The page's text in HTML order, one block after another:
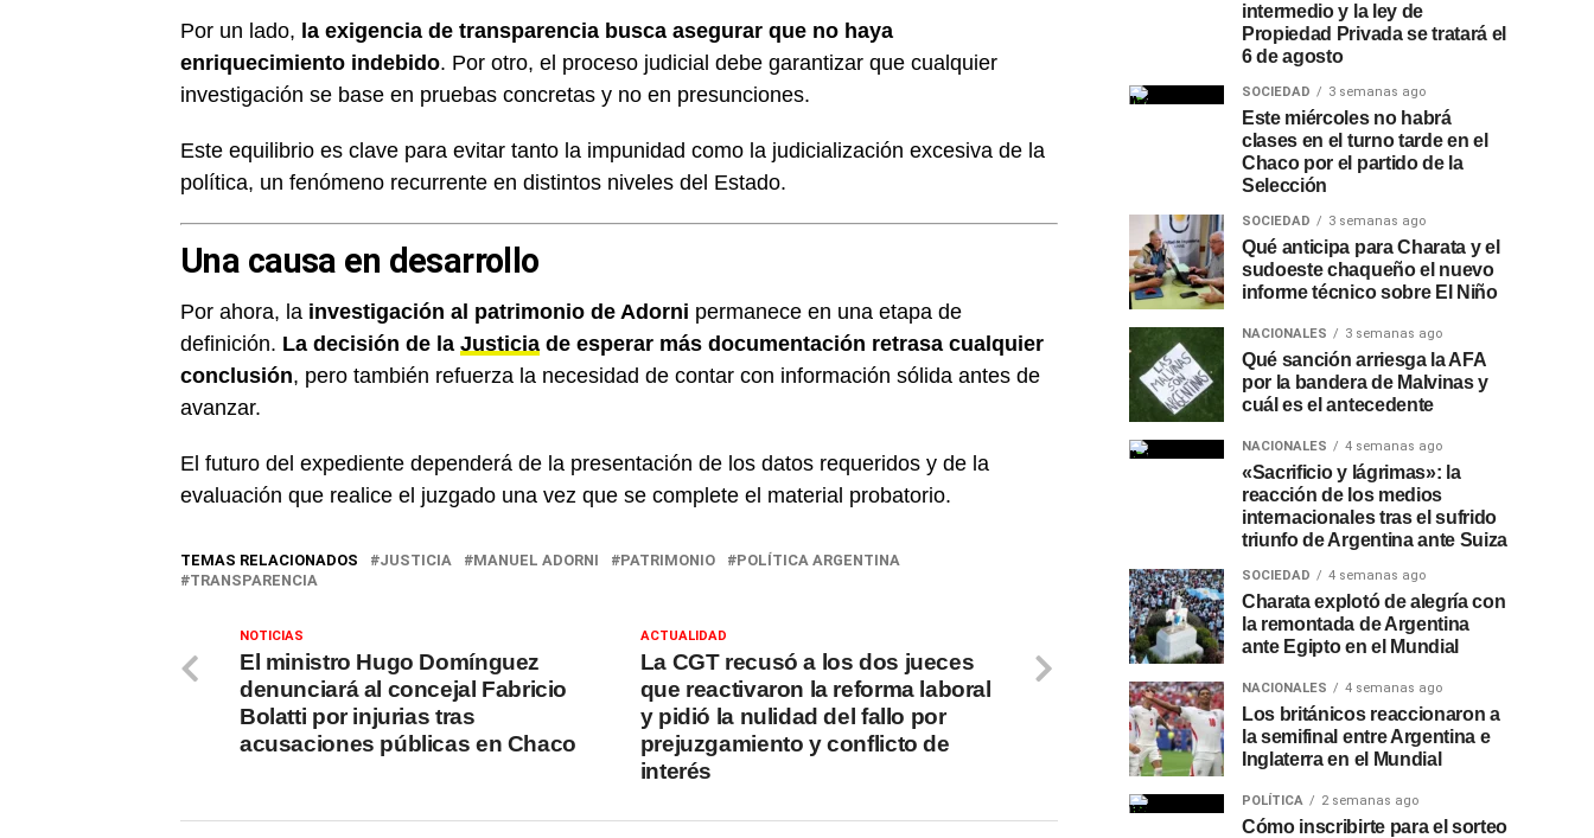
Por un lado, la exigencia de transparencia busca asegurar que no haya
enriquecimiento indebido. Por otro, el proceso judicial debe garantizar que cualquier
investigación se base en pruebas concretas y no en presunciones.
Este equilibrio es clave para evitar tanto la impunidad como la judicialización excesiva de la
política, un fenómeno recurrente en distintos niveles del Estado.
Una causa en desarrollo
Por ahora, la investigación al patrimonio de Adorni permanece en una etapa de
definición. La decisión de la Justicia de esperar más documentación retrasa cualquier
conclusión, pero también refuerza la necesidad de contar con información sólida antes de
avanzar.
El futuro del expediente dependerá de la presentación de los datos requeridos y de la
evaluación que realice el juzgado una vez que se complete el material probatorio.
TEMAS RELACIONADOS JUSTICIA MANUEL ADORNI PATRIMONIO
POLÍTICA ARGENTINA
TRANSPARENCIA
ACTUALIDAD
La CGT recusó a los dos jueces
que reactivaron la reforma laboral
y pidió la nulidad del fallo por
prejuzgamiento y conflicto de
interés
NOTICIAS
El ministro Hugo Domínguez
denunciará al concejal Fabricio
Bolatti por injurias tras
acusaciones públicas en Chaco
intermedio y la ley de
Propiedad Privada se tratará el
6 de agosto
SOCIEDAD 3 semanas ago
Este miércoles no habrá
clases en el turno tarde en el
Chaco por el partido de la
Selección
SOCIEDAD 3 semanas ago
Qué anticipa para Charata y el
sudoeste chaqueño el nuevo
informe técnico sobre El Niño
NACIONALES 3 semanas ago
Qué sanción arriesga la AFA
por la bandera de Malvinas y
cuál es el antecedente
NACIONALES 4 semanas ago
«Sacrificio y lágrimas»: la
reacción de los medios
internacionales tras el sufrido
triunfo de Argentina ante Suiza
SOCIEDAD 4 semanas ago
Charata explotó de alegría con
la remontada de Argentina
ante Egipto en el Mundial
NACIONALES 4 semanas ago
Los británicos reaccionaron a
la semifinal entre Argentina e
Inglaterra en el Mundial
POLÍTICA 2 semanas ago
Cómo inscribirte para el sorteo